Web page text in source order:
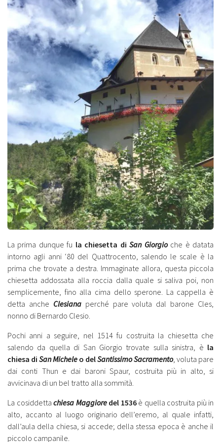
La prima dunque fu la chiesetta diSan Giorgioche è datata
intorno agli anni ‘80 del Quattrocento, salendo le scale è la
prima che trovate a destra. Immaginate allora, questa piccola
chiesetta addossata alla roccia dalla quale si saliva poi, non
semplicemente, fino alla cima dello sperone. La cappella è
detta anche Clesianaperché pare voluta dal barone Cles,
nonno di Bernardo Clesio.
Pochi anni a seguire, nel 1514 fu costruita la chiesetta che
salendo da quella di San Giorgio trovate sulla sinistra, è la
chiesa di San Michele o delSantissimo Sacramento, voluta pare
dai conti Thun e dai baroni Spaur, costruita più in alto, si
avvicinava di un bel tratto alla sommità.
La cosiddetta chiesa Maggioredel 1536è quella costruita più in
alto, accanto al luogo originario dell’eremo, al quale infatti,
dall’aula della chiesa, si accede; della stessa epoca è anche il
piccolo campanile.